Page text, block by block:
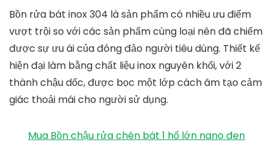
Bồn rửa bát inox 304 là sản phẩm có nhiều ưu điểm
vượt trội so với các sản phẩm cùng loại nên đã chiếm
được sự ưu ái của đông đảo người tiêu dùng. Thiết kế
hiện đại làm bằng chất liệu inox nguyên khối, với 2
thành chậu dốc, được bọc một lớp cách âm tạo cảm
giác thoải mái cho người sử dụng.
Mua Bồn chậu rửa chén bát 1 hố lớn nano đen